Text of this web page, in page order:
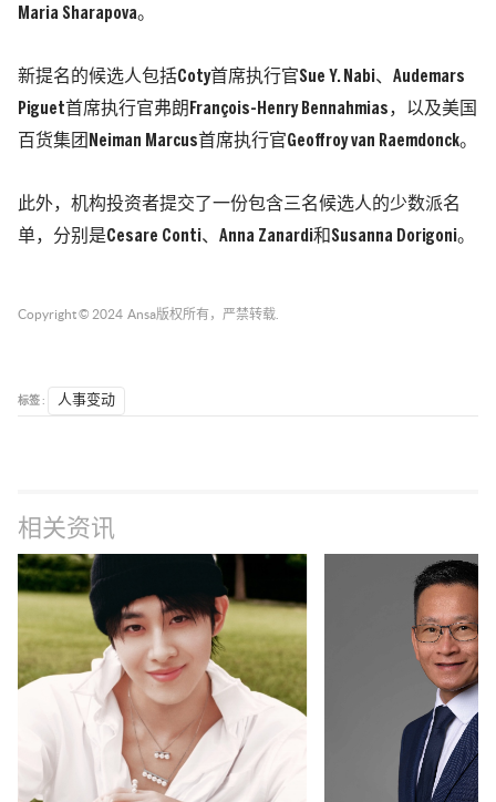
Maria Sharapova。
新提名的候选人包括Coty首席执行官Sue Y. Nabi、Audemars
Piguet首席执行官弗朗François-Henry Bennahmias，以及美国
百货集团Neiman Marcus首席执行官Geoffroy van Raemdonck。
此外，机构投资者提交了一份包含三名候选人的少数派名
单，分别是Cesare Conti、Anna Zanardi和Susanna Dorigoni。
Copyright © 2024 Ansa版权所有，严禁转载.
标签 : 人事变动
相关资讯